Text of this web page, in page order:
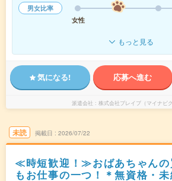
男女比率
女性
もっと見る
気になる! 応募へ進む
派遣会社 株式会社ブレイブ（マイナビグ
未読 掲載日 2026/07/22
≪時短歓迎！≫おばあちゃんの
もお仕事の一つ！＊無資格・